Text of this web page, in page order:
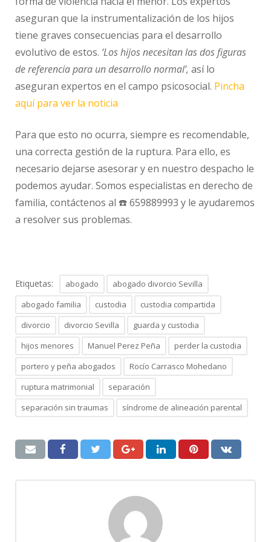
aseguran que la instrumentalización de los hijos
tiene graves consecuencias para el desarrollo
evolutivo de estos. ‘Los hijos necesitan las dos figuras
de referencia para un desarrollo normal’, así lo
aseguran expertos en el campo psicosocial. Pincha
aquí para ver la noticia
Para que esto no ocurra, siempre es recomendable,
una correcta gestión de la ruptura. Para ello, es
necesario dejarse asesorar y en nuestro despacho le
podemos ayudar. Somos especialistas en derecho de
familia, contáctenos al ☎️ 659889993 y le ayudaremos
a resolver sus problemas.
Etiquetas: abogado
abogado divorcio Sevilla
abogado familia
custodia
custodia compartida
divorcio
divorcio Sevilla
guarda y custodia
hijos menores
Manuel Perez Peña
perder la custodia
portero y peña abogados
Rocío Carrasco Mohedano
ruptura matrimonial
separación
separación sin traumas
síndrome de alineación parental